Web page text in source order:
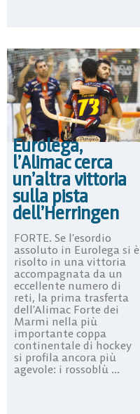
Eurolega,
l’Alimac cerca
un’altra vittoria
sulla pista
dell’Herringen
FORTE. Se l’esordio
assoluto in Eurolega si è
risolto in una vittoria
accompagnata da un
eccellente numero di
reti, la prima trasferta
dell’Alimac Forte dei
Marmi nella più
importante coppa
continentale di hockey
si profila ancora più
agevole: i rossoblù ...